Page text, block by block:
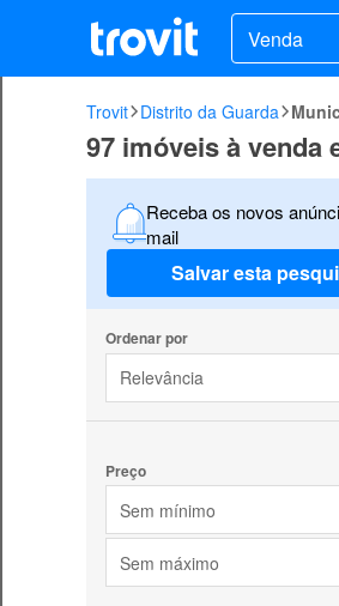
Venda
Trovit Distrito da Guarda
97 imóveis à venda
Receba os novos
mail
Salvar esta
Ordenar por
Relevância
Preço
Sem mínimo
Sem máximo